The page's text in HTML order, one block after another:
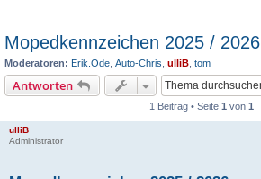
Mopedkennzeichen 2025 / 2026
Moderatoren: Erik.Ode Auto-Chris ulliB tom
Antworten
1 Beitrag • Seite 1 von 1
ulliB
Administrator